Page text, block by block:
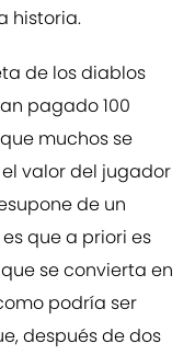
historia.
de los diablos
pagado 100
muchos se
valor del jugador
de un
que a priori es
se convierta en
podría ser
después de dos